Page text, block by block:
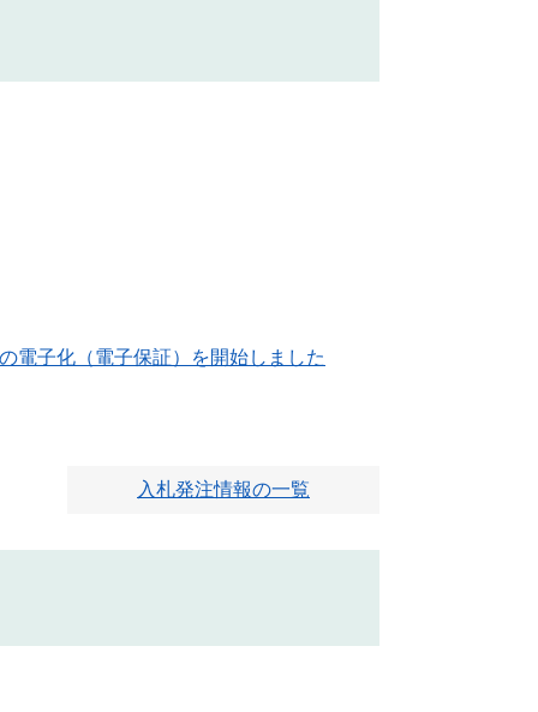
電子化（電子保証）を開始しました
入札発注情報の一覧